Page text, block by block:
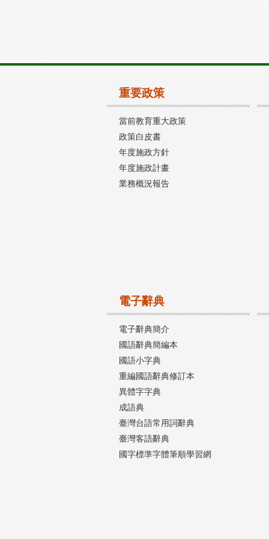
重要政策
當前教育重大政策
政策白皮書
年度施政方針
年度施政計畫
業務概況報告
電子辭典
電子辭典簡介
國語辭典簡編本
國語小字典
重編國語辭典修訂本
異體字字典
成語典
臺灣台語常用詞辭典
臺灣客語辭典
國字標準字體筆順學習網